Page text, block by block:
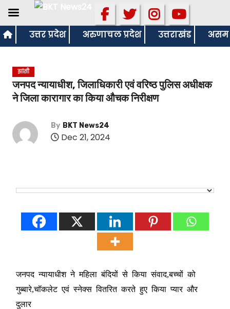
S
k
उत्तर प्रदेश अरुणाचल प्रदेश उत्तराखंड असम
झांसी
जनपद न्यायाधीश, जिलाधिकारी एवं वरिष्ठ पुलिस अधीक्षक
ने जिला कारागार का किया औचक निरीक्षण
By BKT News24
Dec 21, 2024
जनपद न्यायाधीश ने महिला बंदियों से किया संवाद,बच्चों को
गुब्बारे,चॉकलेट एवं स्नेक्स वितरित करते हुए किया प्यार और
दुलार